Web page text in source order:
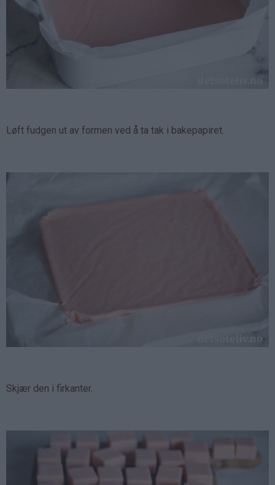
Løft fudgen ut av formen ved å ta tak i bakepapiret.
Skjær den i firkanter.